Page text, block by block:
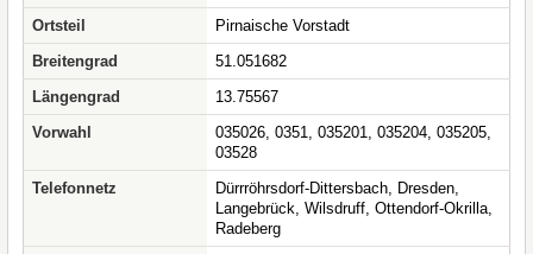
Ortsteil
Pirnaische Vorstadt
Breitengrad
51.051682
Längengrad
13.75567
Vorwahl
035026, 0351, 035201, 035204, 035205,
03528
Telefonnetz
Dürrröhrsdorf-Dittersbach, Dresden,
Langebrück, Wilsdruff, Ottendorf-Okrilla,
Radeberg